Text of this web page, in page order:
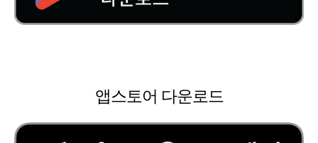
앱스토어 다운로드